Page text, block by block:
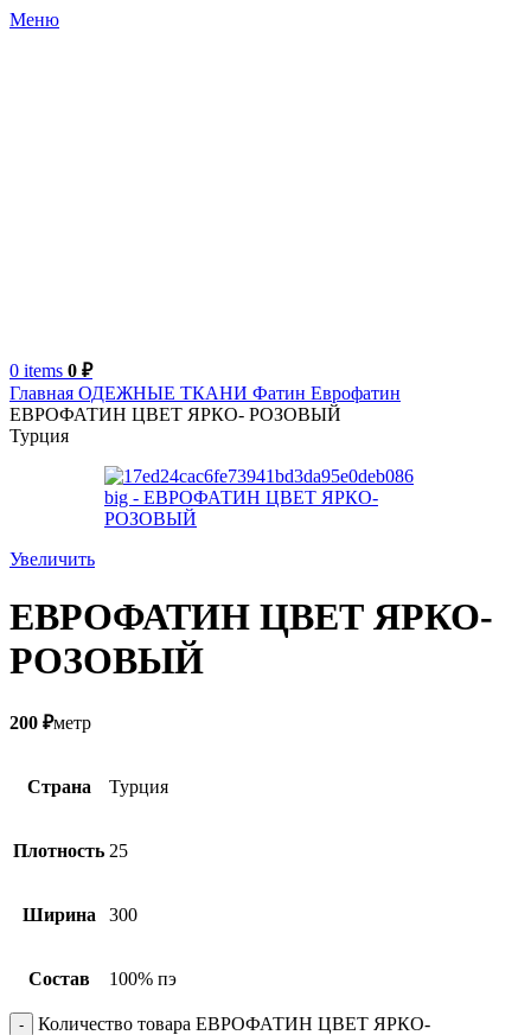
Меню
0 items 0 ₽
Главная ОДЕЖНЫЕ ТКАНИ Фатин Еврофатин
ЕВРОФАТИН ЦВЕТ ЯРКО- РОЗОВЫЙ
Турция
Увеличить
ЕВРОФАТИН ЦВЕТ ЯРКО-
РОЗОВЫЙ
200 ₽метр
Страна Турция
Плотность 25
Ширина 300
Состав 100% пэ
Количество товара ЕВРОФАТИН ЦВЕТ ЯРКО-